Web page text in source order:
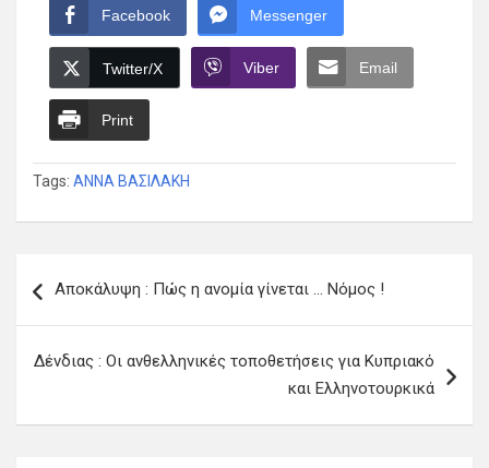
Facebook Messenger
Twitter/X Viber Email
Print
Tags: ΑΝΝΑ ΒΑΣΙΛΑΚΗ
άρθρων
Αποκάλυψη : Πώς η ανομία γίνεται … Νόμος !
Δένδιας : Οι ανθελληνικές τοποθετήσεις για Κυπριακό
και Ελληνοτουρκικά